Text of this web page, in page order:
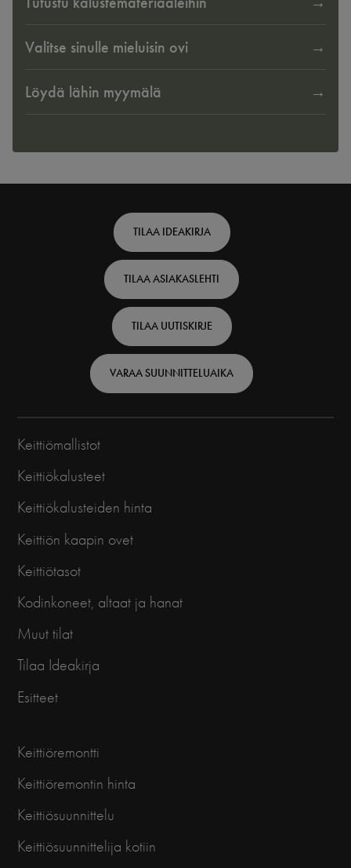
Valitse sinulle mieluisin ovi
Löydä lähin myymälä
Finnish
TILAA IDEAKIRJA
TILAA ASIAKASLEHTI
TILAA UUTISKIRJE
VARAA SUUNNITTELUAIKA
Keittiömallistot
Keittiökalusteet
Keittiökalusteiden hinta
Keittiön kaapin ovet
Keittiötasot
Kodinkoneet, altaat ja hanat
Muut tilat
Tilaa Ideakirja
Esitteet
Keittiöremontti
Keittiöremontin hinta
Keittiösuunnittelu
Keittiösuunnittelija kotiin